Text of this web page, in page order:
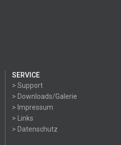
SERVICE
> Support
> Downloads/Galerie
> Impressum
> Links
> Datenschutz